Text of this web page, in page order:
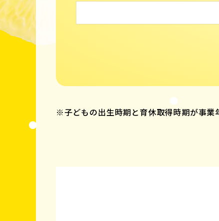
※子どもの出生時期と育休取得時期が事業